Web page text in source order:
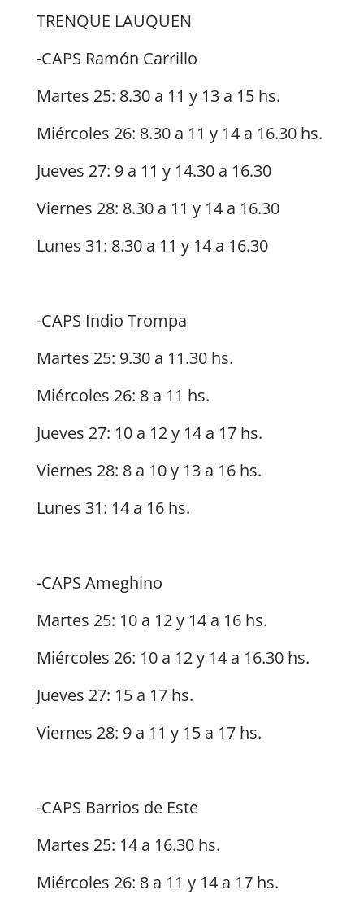
TRENQUE LAUQUEN
-CAPS Ramón Carrillo
Martes 25: 8.30 a 11 y 13 a 15 hs.
Miércoles 26: 8.30 a 11 y 14 a 16.30 hs.
Jueves 27: 9 a 11 y 14.30 a 16.30
Viernes 28: 8.30 a 11 y 14 a 16.30
Lunes 31: 8.30 a 11 y 14 a 16.30
-CAPS Indio Trompa
Martes 25: 9.30 a 11.30 hs.
Miércoles 26: 8 a 11 hs.
Jueves 27: 10 a 12 y 14 a 17 hs.
Viernes 28: 8 a 10 y 13 a 16 hs.
Lunes 31: 14 a 16 hs.
-CAPS Ameghino
Martes 25: 10 a 12 y 14 a 16 hs.
Miércoles 26: 10 a 12 y 14 a 16.30 hs.
Jueves 27: 15 a 17 hs.
Viernes 28: 9 a 11 y 15 a 17 hs.
-CAPS Barrios de Este
Martes 25: 14 a 16.30 hs.
Miércoles 26: 8 a 11 y 14 a 17 hs.